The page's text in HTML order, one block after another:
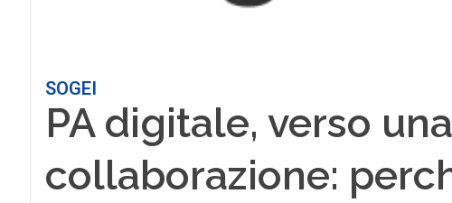
SOGEI
PA digitale, verso
collaborazione: